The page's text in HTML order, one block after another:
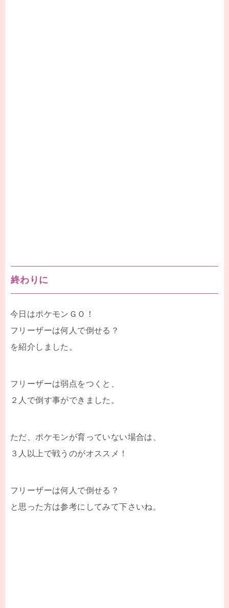
終わりに
今日はポケモンＧＯ！
フリーザーは何人で倒せる？
を紹介しました。
フリーザーは弱点をつくと、
２人で倒す事ができました。
ただ、ポケモンが育っていない場合は、
３人以上で戦うのがオススメ！
フリーザーは何人で倒せる？
と思った方は参考にしてみて下さいね。